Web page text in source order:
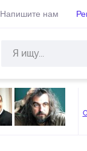
Напишите нам